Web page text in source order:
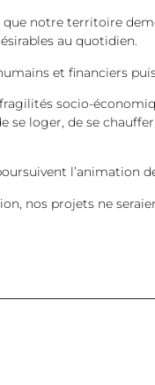
que notre territoire
au quotidien.
et financiers
socio-
loger, de se
l’animation
nos projets ne